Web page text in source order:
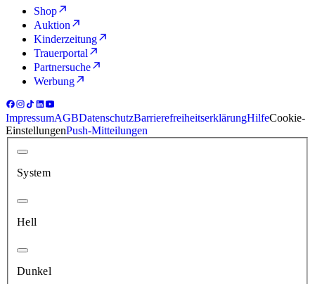
Shop
Auktion
Kinderzeitung
Trauerportal
Partnersuche
Werbung
ImpressumAGBDatenschutzBarrierefreiheitserklärungHilfeCookie-
EinstellungenPush-Mitteilungen
System
Hell
Dunkel